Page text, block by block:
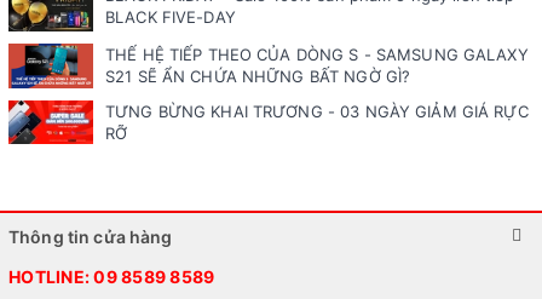
BLACK FIVE-DAY
THẾ HỆ TIẾP THEO CỦA DÒNG S - SAMSUNG GALAXY
S21 SẼ ẨN CHỨA NHỮNG BẤT NGỜ GÌ?
TƯNG BỪNG KHAI TRƯƠNG - 03 NGÀY GIẢM GIÁ RỰC
RỠ
Thông tin cửa hàng
HOTLINE:09 8589 8589